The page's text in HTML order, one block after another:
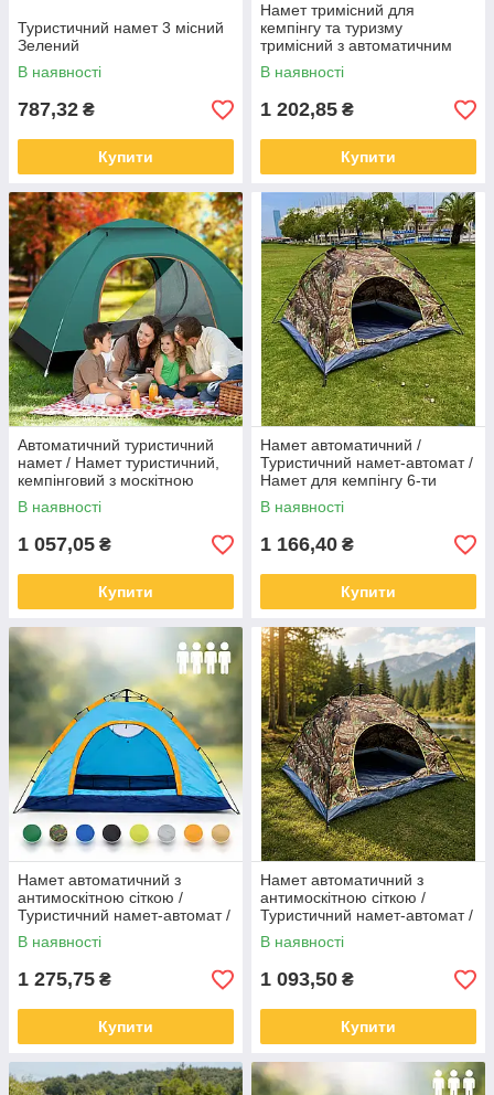
Туристичний намет 3 місний
Зелений
В наявності
787,32 ₴
Купити
Намет тримісний для
кемпінгу та туризму
тримісний з автоматичним
каркасом 210х150х125
В наявності
1 202,85 ₴
Купити
Автоматичний туристичний
намет / Намет туристичний,
кемпінговий з москітною
сіткою 3-х місний
200х150х120см
В наявності
1 057,05 ₴
Купити
Намет автоматичний /
Туристичний намет-автомат /
Намет для кемпінгу 6-ти
місний 200х250см Камуфляж
В наявності
1 166,40 ₴
Купити
Намет автоматичний з
антимоскітною сіткою /
Туристичний намет-автомат /
Намет для кемпінгу 4-місний
200х200см
В наявності
1 275,75 ₴
Купити
Намет автоматичний з
антимоскітною сіткою /
Туристичний намет-автомат /
Намет для кемпінгу 4-місний
200х200см Камуфляж
В наявності
1 093,50 ₴
Купити